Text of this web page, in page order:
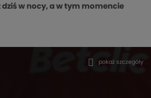
w nocy, a w tym momencie
pokaż szczegóły